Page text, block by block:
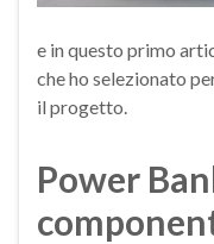
e in questo primo
che ho selezionato
il progetto.
Power